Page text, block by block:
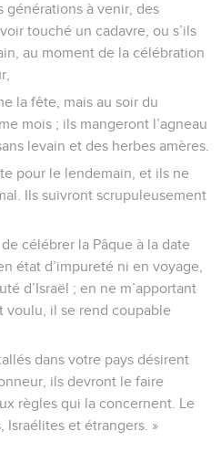
générations à venir, des
touché un cadavre, ou s’ils
au moment de la célébration
la fête, mais au soir du
mois ; ils mangeront l’agneau
levain et des herbes amères.
pour le lendemain, et ils ne
Ils suivront scrupuleusement
célébrer la Pâque à la date
état d’impureté ni en voyage,
d’Israël ; en ne m’apportant
voulu, il se rend coupable
dans votre pays désirent
ils devront le faire
règles qui la concernent. Le
Israélites et étrangers. »